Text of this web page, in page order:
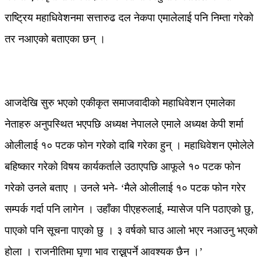
राष्ट्रिय महाधिवेशनमा सत्तारुढ दल नेकपा एमालेलाई पनि निम्ता गरेको
तर नआएको बताएका छन् ।
आजदेखि सुरु भएको एकीकृत समाजवादीको महाधिवेशन एमालेका
नेताहरु अनुपस्थित भएपछि अध्यक्ष नेपालले एमाले अध्यक्ष केपी शर्मा
ओलीलाई १० पटक फोन गरेको दाबि गरेका हुन् । महाधिवेशन एमोलेले
बहिष्कार गरेको विषय कार्यकर्ताले उठाएपछि आफूले १० पटक फोन
गरेको उनले बताए । उनले भने- ‘मैले ओलीलाई १० पटक फोन गरेर
सम्पर्क गर्दा पनि लागेन । उहाँका पीएहरुलाई, म्यासेज पनि पठाएको छु,
पाएको पनि सूचना पाएको छु । ३ वर्षको घाउ आलो भएर नआउनु भएको
होला । राजनीतिमा घृणा भाव राख्नुपर्ने आवश्यक छैन ।’